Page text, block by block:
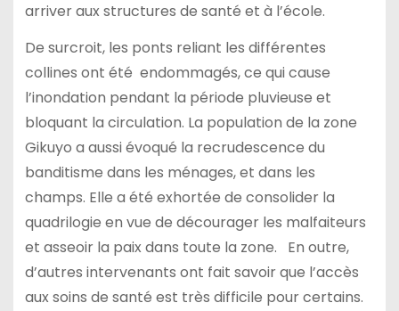
arriver aux structures de santé et à l’école.
De surcroit, les ponts reliant les différentes
collines ont été endommagés, ce qui cause
l’inondation pendant la période pluvieuse et
bloquant la circulation. La population de la zone
Gikuyo a aussi évoqué la recrudescence du
banditisme dans les ménages, et dans les
champs. Elle a été exhortée de consolider la
quadrilogie en vue de décourager les malfaiteurs
et asseoir la paix dans toute la zone. En outre,
d’autres intervenants ont fait savoir que l’accès
aux soins de santé est très difficile pour certains.